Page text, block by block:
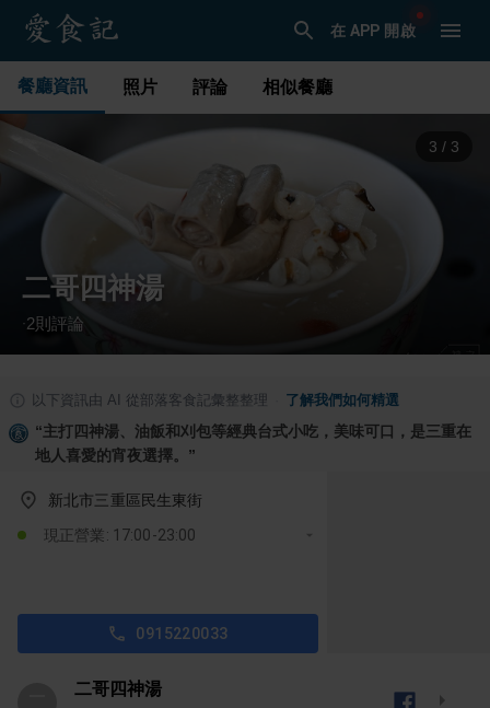
在 APP 開啟
餐廳資訊 照片 評論 相似餐廳
3 / 3
二哥四神湯
·2則評論
以下資訊由 AI 從部落客食記彙整整理 了解我們如何精選
“主打四神湯、油飯和刈包等經典台式小吃，美味可口，是三重在
地人喜愛的宵夜選擇。 ”
新北市三重區民生東街
現正營業: 17:00-23:00
0915220033
二哥四神湯